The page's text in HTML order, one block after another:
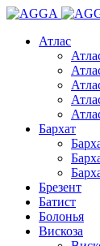
Атлас
Бархат
Брезент
Батист
Болонья
Вискоза